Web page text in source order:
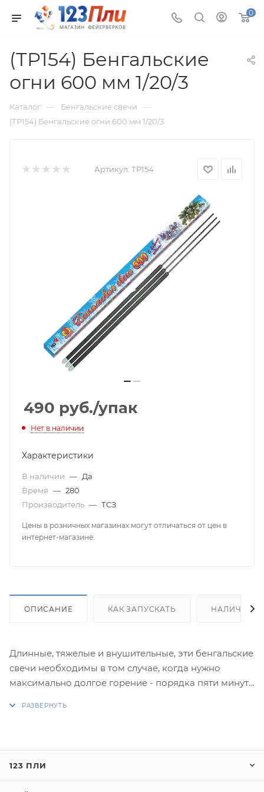
0
(ТР154) Бенгальские
огни 600 мм 1/20/3
Каталог — Бенгальские свечи —
(ТР154) Бенгальские огни 600 мм 1/20/3
Артикул: ТР154
490 руб./упак
Нет в наличии
Характеристики
В наличии — Да
Время — 280
Производитель — ТСЗ
Цены в розничных магазинах могут отличаться от цен в
интернет-магазине.
ОПИСАНИЕ КАК ЗАПУСКАТЬ НАЛИЧИЕ
Длинные, тяжелые и внушительные, эти бенгальские
свечи необходимы в том случае, когда нужно
максимально долгое горение - порядка пяти минут.
упаковки (это относится ко всем "бенгалам" длиной
123 ПЛИ